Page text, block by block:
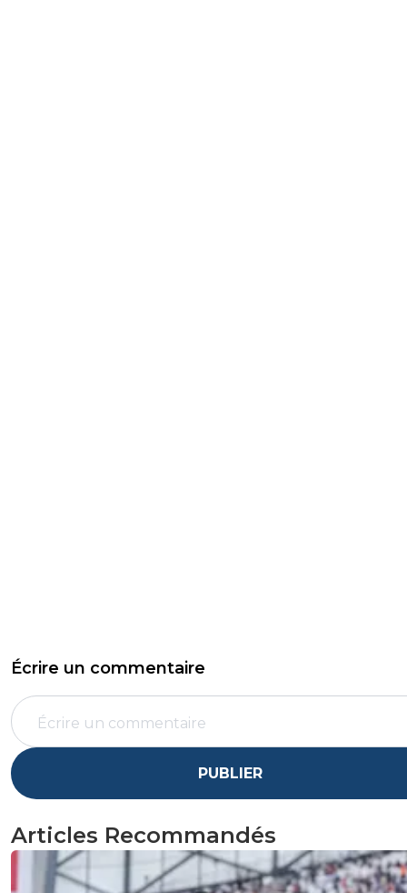
Écrire un commentaire
PUBLIER
Articles Recommandés